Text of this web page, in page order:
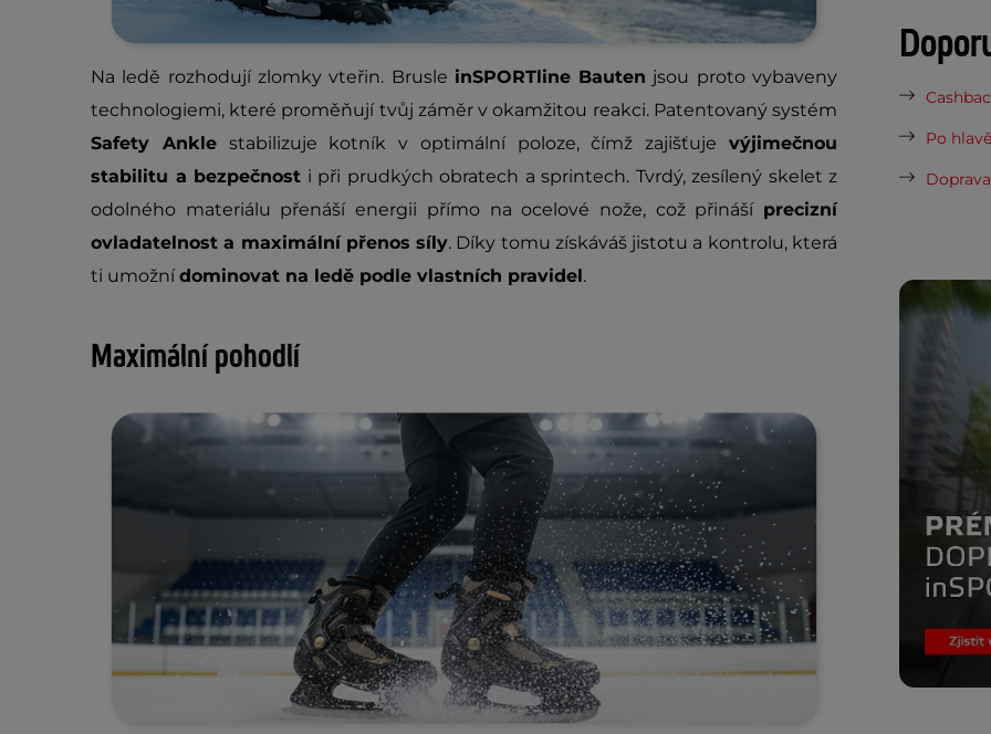
Na ledě rozhodují zlomky vteřin. Brusle inSPORTline Bauten jsou proto vybaveny
technologiemi, které proměňují tvůj záměr v okamžitou reakci. Patentovaný systém
Safety Anklestabilizuje kotník v optimální poloze, čímž zajišťujevýjimečnou
stabilitu a bezpečnost i při prudkých obratech a sprintech. Tvrdý, zesílený skelet z
odolného materiálu přenáší energii přímo na ocelové nože, což přináší precizní
ovladatelnost a maximální přenos síly. Díky tomu získáváš jistotu a kontrolu, která
ti umožnídominovat na ledě podle vlastních pravidel.
Maximální pohodlí
Po